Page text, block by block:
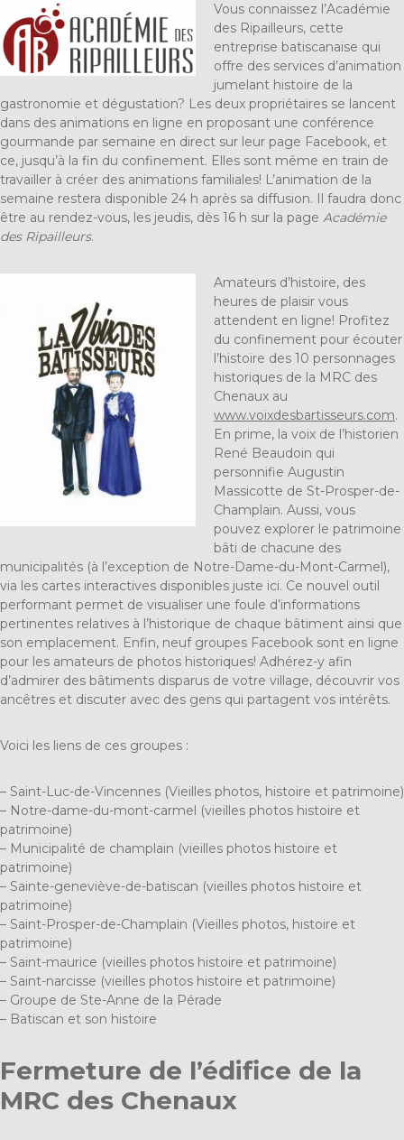
Vous connaissez l’Académie
des Ripailleurs, cette
entreprise batiscanaise qui
offre des services d’animation
jumelant histoire de la
gastronomie et dégustation? Les deux propriétaires se lancent
dans des animations en ligne en proposant une conférence
gourmande par semaine en direct sur leur page Facebook, et
ce, jusqu’à la fin du confinement. Elles sont même en train de
travailler à créer des animations familiales! L’animation de la
semaine restera disponible 24 h après sa diffusion. Il faudra donc
être au rendez-vous, les jeudis, dès 16 h sur la page Académie
des Ripailleurs.
Amateurs d’histoire, des
heures de plaisir vous
attendent en ligne! Profitez
du confinement pour écouter
l’histoire des 10 personnages
historiques de la MRC des
Chenaux au
www.voixdesbartisseurs.com.
En prime, la voix de l’historien
René Beaudoin qui
personnifie Augustin
Massicotte de St-Prosper-de-
Champlain. Aussi, vous
pouvez explorer le patrimoine
bâti de chacune des
municipalités (à l’exception de Notre-Dame-du-Mont-Carmel),
via les cartes interactives disponibles juste ici. Ce nouvel outil
performant permet de visualiser une foule d’informations
pertinentes relatives à l’historique de chaque bâtiment ainsi que
son emplacement. Enfin, neuf groupes Facebook sont en ligne
pour les amateurs de photos historiques! Adhérez-y afin
d’admirer des bâtiments disparus de votre village, découvrir vos
ancêtres et discuter avec des gens qui partagent vos intérêts.
Voici les liens de ces groupes :
– Saint-Luc-de-Vincennes (Vieilles photos, histoire et patrimoine)
– Notre-dame-du-mont-carmel (vieilles photos histoire et
patrimoine)
– Municipalité de champlain (vieilles photos histoire et
patrimoine)
– Sainte-geneviève-de-batiscan (vieilles photos histoire et
patrimoine)
– Saint-Prosper-de-Champlain (Vieilles photos, histoire et
patrimoine)
– Saint-maurice (vieilles photos histoire et patrimoine)
– Saint-narcisse (vieilles photos histoire et patrimoine)
– Groupe de Ste-Anne de la Pérade
– Batiscan et son histoire
Fermeture de l’édifice de la
MRC des Chenaux